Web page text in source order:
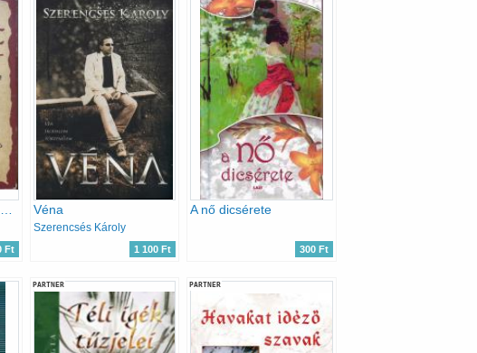
Üzenet (szemelvények a magyar irodalom századaiból)
Ft
Véna
Szerencsés Károly
1 100 Ft
A nő dicsérete
300 Ft
PARTNER PARTNER